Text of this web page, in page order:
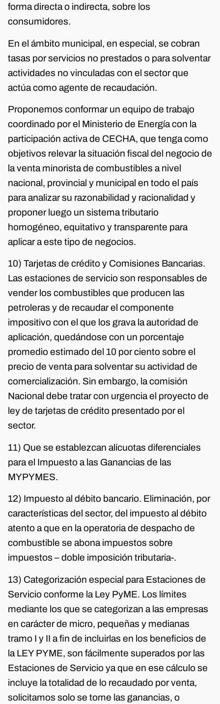
forma directa o indirecta, sobre los
consumidores.
En el ámbito municipal, en especial, se cobran
tasas por servicios no prestados o para solventar
actividades no vinculadas con el sector que
actúa como agente de recaudación.
Proponemos conformar un equipo de trabajo
coordinado por el Ministerio de Energía con la
participación activa de CECHA, que tenga como
objetivos relevar la situación fiscal del negocio de
la venta minorista de combustibles a nivel
nacional, provincial y municipal en todo el país
para analizar su razonabilidad y racionalidad y
proponer luego un sistema tributario
homogéneo, equitativo y transparente para
aplicar a este tipo de negocios.
10) Tarjetas de crédito y Comisiones Bancarias.
Las estaciones de servicio son responsables de
vender los combustibles que producen las
petroleras y de recaudar el componente
impositivo con el que los grava la autoridad de
aplicación, quedándose con un porcentaje
promedio estimado del 10 por ciento sobre el
precio de venta para solventar su actividad de
comercialización. Sin embargo, la comisión
Nacional debe tratar con urgencia el proyecto de
ley de tarjetas de crédito presentado por el
sector.
11) Que se establezcan alícuotas diferenciales
para el Impuesto a las Ganancias de las
MYPYMES.
12) Impuesto al débito bancario. Eliminación, por
características del sector, del impuesto al débito
atento a que en la operatoria de despacho de
combustible se abona impuestos sobre
impuestos – doble imposición tributaria-.
13) Categorización especial para Estaciones de
Servicio conforme la Ley PyME. Los límites
mediante los que se categorizan a las empresas
en carácter de micro, pequeñas y medianas
tramo I y II a fin de incluirlas en los beneficios de
la LEY PYME, son fácilmente superados por las
Estaciones de Servicio ya que en ese cálculo se
incluye la totalidad de lo recaudado por venta,
solicitamos solo se tome las ganancias, o